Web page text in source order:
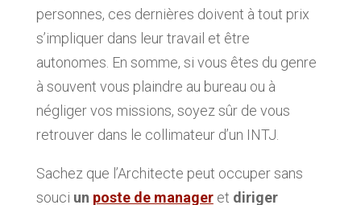
personnes, ces dernières doivent à tout prix
s’impliquer dans leur travail et être
autonomes. En somme, si vous êtes du genre
à souvent vous plaindre au bureau ou à
négliger vos missions, soyez sûr de vous
retrouver dans le collimateur d’un INTJ.
Sachez que l’Architecte peut occuper sans
souci un poste de manageret diriger